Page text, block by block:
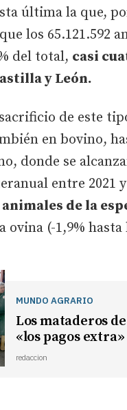
última la que,
los 65.121.592
del total, casi
y León.
de este
en bovino,
donde se
entre 2021 y
de la
ovina (-1,9% hasta
MUNDO AGRARIO
Los mataderos
«los pagos extra»
redaccion